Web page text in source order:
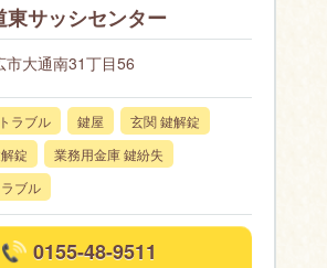
東サッシセンター
市大通南31丁目56
ラブル 鍵屋
玄関 鍵解錠
錠
業務用金庫 鍵紛失
ブル
0155-48-9511